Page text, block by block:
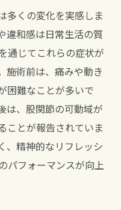
多くの変化を実感しま
違和感は日常生活の質
通じてこれらの症状が
施術前は、痛みや動き
困難なことが多いで
は、股関節の可動域が
ことが報告されていま
、精神的なリフレッシ
パフォーマンスが向上